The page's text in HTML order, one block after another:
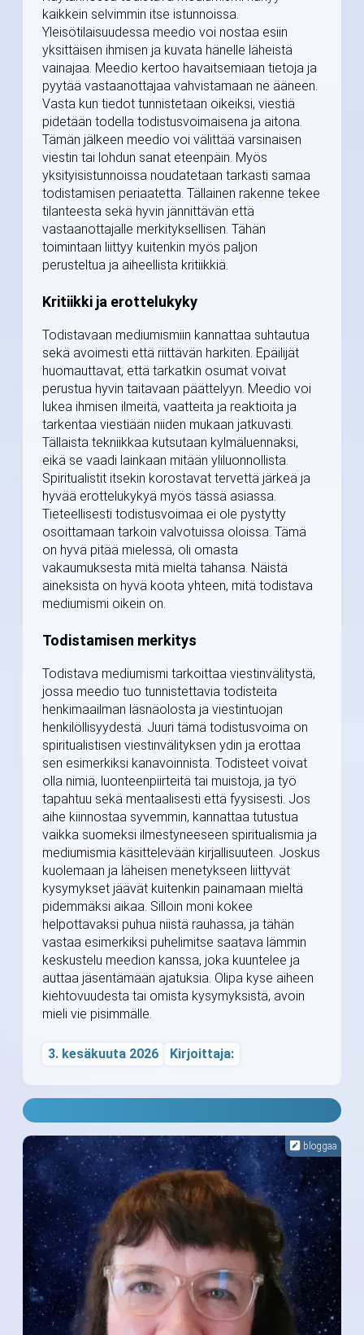
kaikkein selvimmin itse istunnoissa.
Yleisötilaisuudessa meedio voi nostaa esiin
yksittäisen ihmisen ja kuvata hänelle läheistä
vainajaa. Meedio kertoo havaitsemiaan tietoja ja
pyytää vastaanottajaa vahvistamaan ne ääneen.
Vasta kun tiedot tunnistetaan oikeiksi, viestiä
pidetään todella todistusvoimaisena ja aitona.
Tämän jälkeen meedio voi välittää varsinaisen
viestin tai lohdun sanat eteenpäin. Myös
yksityisistunnoissa noudatetaan tarkasti samaa
todistamisen periaatetta. Tällainen rakenne tekee
tilanteesta sekä hyvin jännittävän että
vastaanottajalle merkityksellisen. Tähän
toimintaan liittyy kuitenkin myös paljon
perusteltua ja aiheellista kritiikkiä.
Kritiikki ja erottelukyky
Todistavaan mediumismiin kannattaa suhtautua
sekä avoimesti että riittävän harkiten. Epäilijät
huomauttavat, että tarkatkin osumat voivat
perustua hyvin taitavaan päättelyyn. Meedio voi
lukea ihmisen ilmeitä, vaatteita ja reaktioita ja
tarkentaa viestiään niiden mukaan jatkuvasti.
Tällaista tekniikkaa kutsutaan kylmäluennaksi,
eikä se vaadi lainkaan mitään yliluonnollista.
Spiritualistit itsekin korostavat tervettä järkeä ja
hyvää erottelukykyä myös tässä asiassa.
Tieteellisesti todistusvoimaa ei ole pystytty
osoittamaan tarkoin valvotuissa oloissa. Tämä
on hyvä pitää mielessä, oli omasta
vakaumuksesta mitä mieltä tahansa. Näistä
aineksista on hyvä koota yhteen, mitä todistava
mediumismi oikein on.
Todistamisen merkitys
Todistava mediumismi tarkoittaa viestinvälitystä,
jossa meedio tuo tunnistettavia todisteita
henkimaailman läsnäolosta ja viestintuojan
henkilöllisyydestä. Juuri tämä todistusvoima on
spiritualistisen viestinvälityksen ydin ja erottaa
sen esimerkiksi kanavoinnista. Todisteet voivat
olla nimiä, luonteenpiirteitä tai muistoja, ja työ
tapahtuu sekä mentaalisesti että fyysisesti. Jos
aihe kiinnostaa syvemmin, kannattaa tutustua
vaikka suomeksi ilmestyneeseen spiritualismia ja
mediumismia käsittelevään kirjallisuuteen. Joskus
kuolemaan ja läheisen menetykseen liittyvät
kysymykset jäävät kuitenkin painamaan mieltä
pidemmäksi aikaa. Silloin moni kokee
helpottavaksi puhua niistä rauhassa, ja tähän
vastaa esimerkiksi puhelimitse saatava lämmin
keskustelu meedion kanssa, joka kuuntelee ja
auttaa jäsentämään ajatuksia. Olipa kyse aiheen
kiehtovuudesta tai omista kysymyksistä, avoin
mieli vie pisimmälle.
3. kesäkuuta 2026 Kirjoittaja:
bloggaa